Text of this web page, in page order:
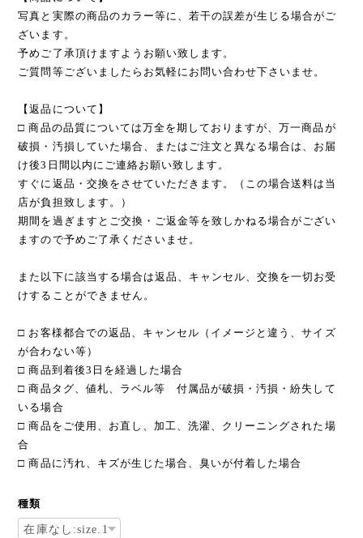
写真と実際の商品のカラー等に、若干の誤差が生じる場合がご
ざいます。
予めご了承頂けますようお願い致します。
ご質問等ございましたらお気軽にお問い合わせ下さいませ。
【返品について】
□ 商品の品質については万全を期しておりますが、万一商品が
破損・汚損していた場合、またはご注文と異なる場合は、お届
け後3日間以内にご連絡お願い致します。
すぐに返品・交換をさせていただきます。（この場合送料は当
店が負担致します。）
期間を過ぎますとご交換・ご返金等を致しかねる場合がござい
ますので予めご了承くださいませ。
また以下に該当する場合は返品、キャンセル、交換を一切お受
けすることができません。
□ お客様都合での返品、キャンセル（イメージと違う、サイズ
が合わない等）
□ 商品到着後3日を経過した場合
□ 商品タグ、値札、ラベル等 付属品が破損・汚損・紛失して
いる場合
□ 商品をご使用、お直し、加工、洗濯、クリーニングされた場
合
□ 商品に汚れ、キズが生じた場合、臭いが付着した場合
種類